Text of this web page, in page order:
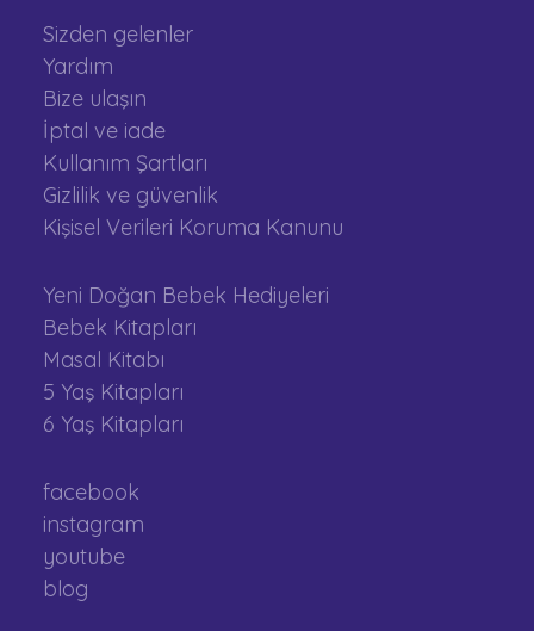
Sizden gelenler
Yardım
Bize ulaşın
İptal ve iade
Kullanım Şartları
Gizlilik ve güvenlik
Kişisel Verileri Koruma Kanunu
Yeni Doğan Bebek Hediyeleri
Bebek Kitapları
Masal Kitabı
5 Yaş Kitapları
6 Yaş Kitapları
facebook
instagram
youtube
blog